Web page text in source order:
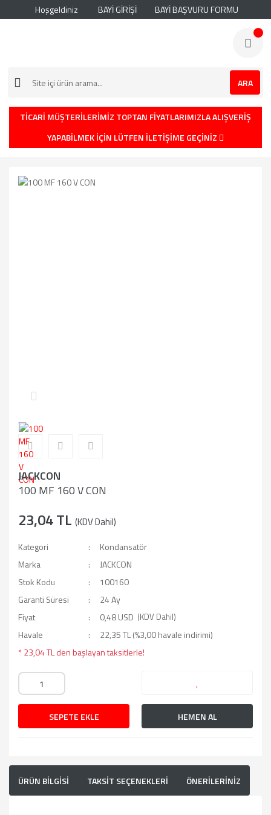
Hoşgeldiniz BAYİ GİRİŞİ BAYİ BAŞVURU FORMU
ARA
TİCARİ MÜŞTERİLERİMİZ TOPTAN FİYATLARIMIZLA ALIŞVERİŞ
YAPABİLMEK İÇİN LÜTFEN İLETİŞİME GEÇİNİZ
JACKCON
100 MF 160 V CON
23,04 TL (KDV Dahil)
Kategori
Kondansatör
Marka
JACKCON
Stok Kodu
100160
Garanti Süresi
24 Ay
Fiyat
0,48 USD (KDV Dahil)
Havale
22,35 TL (%3,00 havale indirimi)
* 23,04 TL den başlayan taksitlerle!
SEPETE EKLE HEMEN AL
ÜRÜN BİLGİSİ TAKSİT SEÇENEKLERİ ÖNERİLERİNİZ